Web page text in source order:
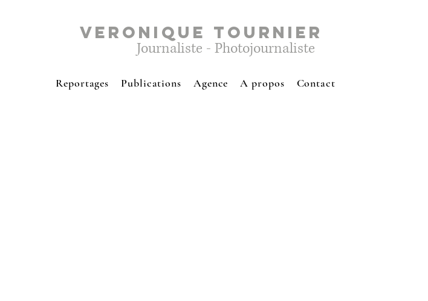
Journaliste - Photojournaliste
VERONIQUE TOURNIER
Reportages Publications Agence A propos Contact